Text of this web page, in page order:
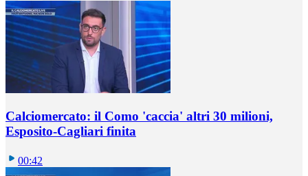
Calciomercato: il Como 'caccia' altri 30 milioni,
Esposito-Cagliari finita
00:42